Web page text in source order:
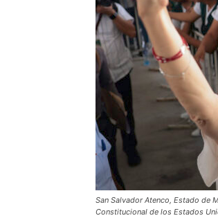
San Salvador Atenco, Estado de
Constitucional de los Estados